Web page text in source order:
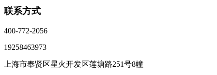
联系方式
400-772-2056
19258463973
上海市奉贤区星火开发区莲塘路251号8幢